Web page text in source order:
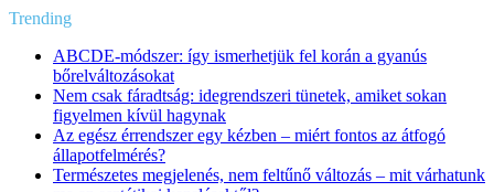
Trending
ABCDE‑módszer: így ismerhetjük fel korán a gyanús
bőrelváltozásokat
Nem csak fáradtság: idegrendszeri tünetek, amiket sokan
figyelmen kívül hagynak
Az egész érrendszer egy kézben – miért fontos az átfogó
állapotfelmérés?
Természetes megjelenés, nem feltűnő változás – mit várhatunk